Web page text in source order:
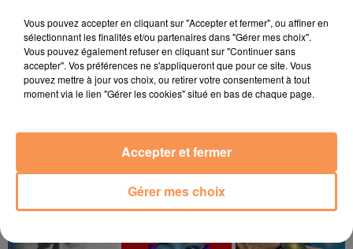
Aloha
All The Things She
ZAGATA
1 2 3
Vous pouvez accepter en cliquant sur "Accepter et fermer", ou affiner en
sélectionnant les finalités et/ou partenaires dans "Gérer mes choix".
Vous pouvez également refuser en cliquant sur "Continuer sans
accepter". Vos préférences ne s'appliqueront que pour ce site. Vous
pouvez mettre à jour vos choix, ou retirer votre consentement à tout
moment via le lien "Gérer les cookies" situé en bas de chaque page.
Gérer mes choix
Accepter et fermer